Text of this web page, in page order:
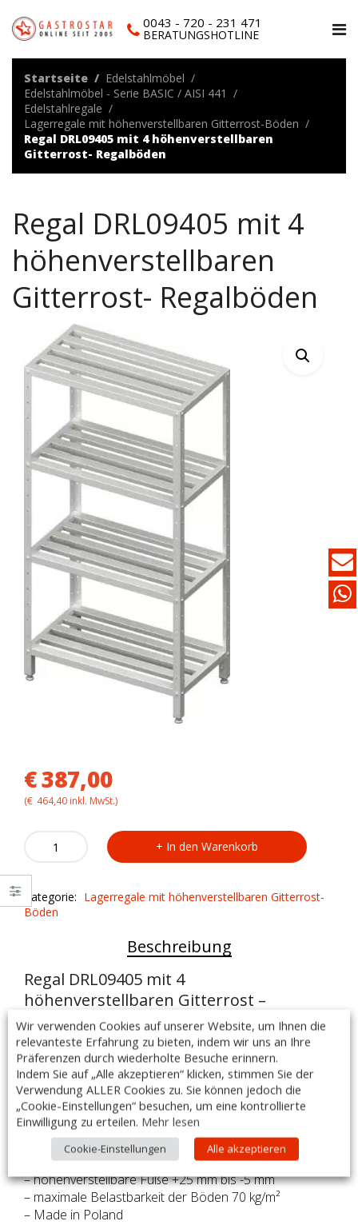
0043 - 720 - 231 471
BERATUNGSHOTLINE
Startseite
Edelstahlmöbel
Edelstahlmöbel - Serie BASIC / AISI 441
Edelstahlregale
Lagerregale mit höhenverstellbaren Gitterrost-Böden
Regal DRL09405 mit 4 höhenverstellbaren
Gitterrost- Regalböden
Regal DRL09405 mit 4
höhenverstellbaren
Gitterrost- Regalböden
€387,00
(€ 464,40 inkl. MwSt.)
DRL09405
höhenverstellbaren
Gitterrost-
In den Warenkorb
Kategorie: Lagerregale mit höhenverstellbaren Gitterrost-
Böden
Beschreibung
Regal DRL09405 mit 4
höhenverstellbaren Gitterrost –
Regalböden
Ausführung:
– Maße: 900 x 400 x 1800mm
– hergestellt aus rostfreiem, ferritischem Stahl AISI 441
– Regalbeine aus Vierkantprofil 40×40 mm
– Höhe der Regalböden: 40mm
– verstärkt durch um 15mm nach innen gebogene
Böden
– höhenverstellbare Füße +25 mm bis -5 mm
– maximale Belastbarkeit der Böden 70 kg/m²
– Made in Poland
Wir verwenden Cookies auf unserer Website, um Ihnen die
relevanteste Erfahrung zu bieten, indem wir uns an Ihre
Präferenzen durch wiederholte Besuche erinnern.
Indem Sie auf „Alle akzeptieren“ klicken, stimmen Sie der
Verwendung ALLER Cookies zu. Sie können jedoch die
„Cookie-Einstellungen“ besuchen, um eine kontrollierte
Einwilligung zu erteilen. Mehr lesen
Cookie-Einstellungen Alle akzeptieren